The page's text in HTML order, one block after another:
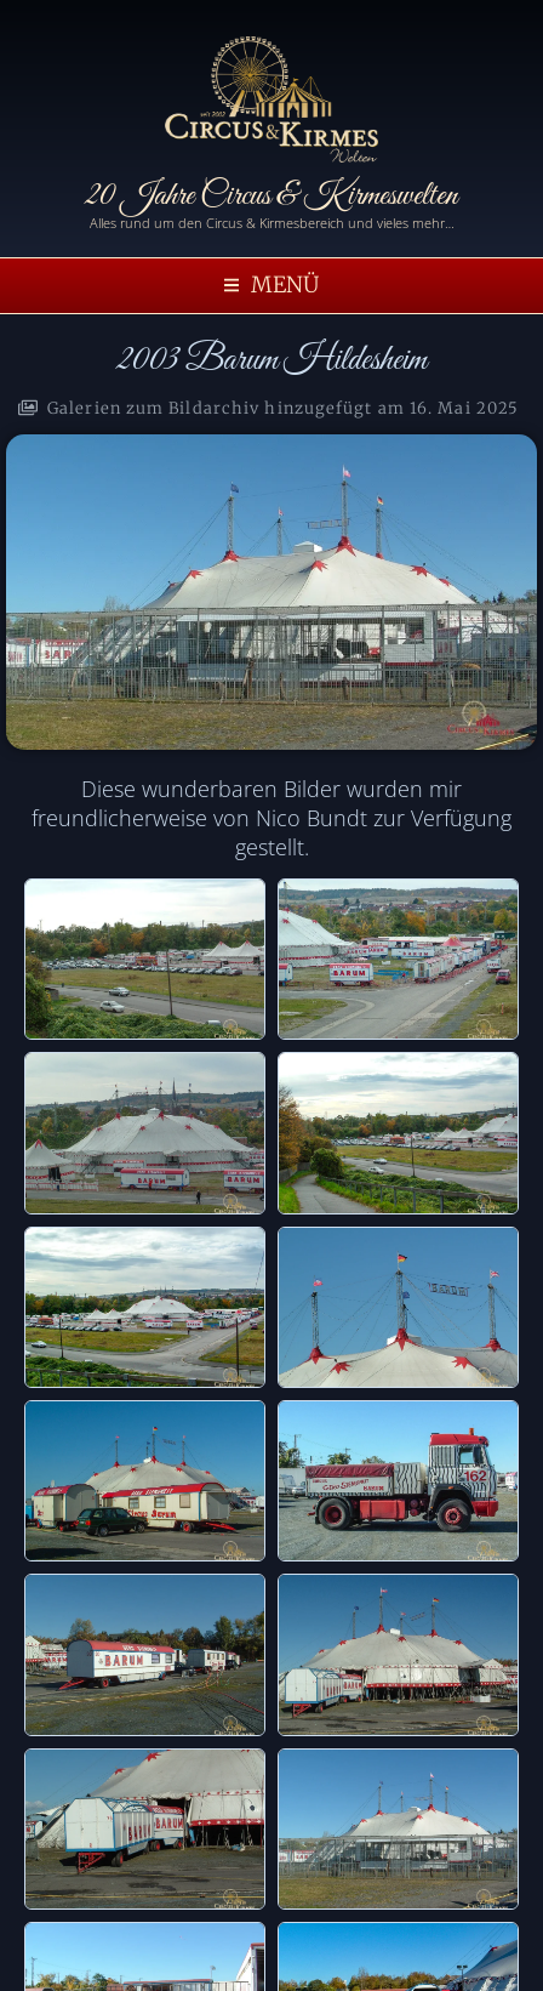
20 Jahre Circus & Kirmeswelten
Alles rund um den Circus & Kirmesbereich und vieles mehr…
MENÜ
2003 Barum Hildesheim
Galerien zum Bildarchiv hinzugefügt am 16. Mai 2025
Diese wunderbaren Bilder wurden mir
freundlicherweise von Nico Bundt zur Verfügung
gestellt.